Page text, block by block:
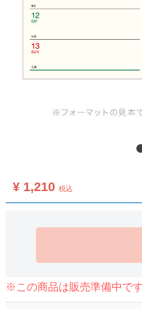
¥ 1,210 税込
※この商品は販売準備中で